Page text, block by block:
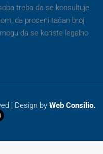
treba da se konsultuje
da proceni tačan broj
da se koriste legalno
| Design by Web Consilio.